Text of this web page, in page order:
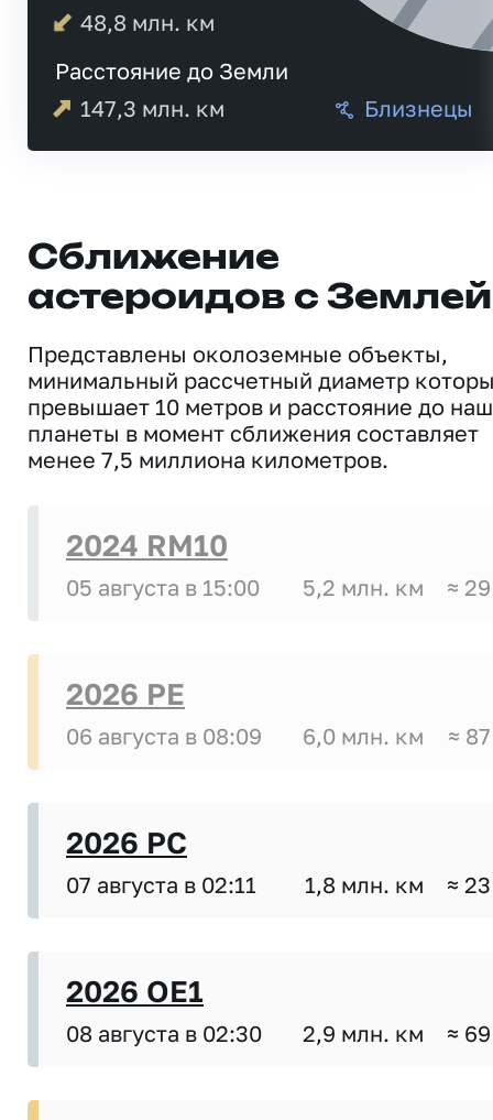
48,8 млн. км
Расстояние до Земли
147,3 млн. км Близнецы
Сближение
астероидов с Землей
Представлены околоземные объекты,
минимальный рассчетный диаметр
превышает 10 метров и расстояние до
планеты в момент сближения составляет
менее 7,5 миллиона километров.
2024 RM10
05 августа в 15:00 5,2 млн. км ≈
2026 PE
06 августа в 08:09 6,0 млн. км ≈
2026 PC
07 августа в 02:11 1,8 млн. км ≈
2026 OE1
08 августа в 02:30 2,9 млн. км ≈